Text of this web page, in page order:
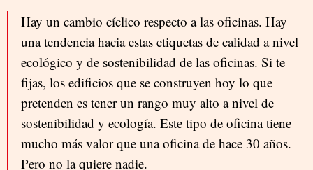
Hay un cambio cíclico respecto a las oficinas. Hay
una tendencia hacia estas etiquetas de calidad a nivel
ecológico y de sostenibilidad de las oficinas. Si te
fijas, los edificios que se construyen hoy lo que
pretenden es tener un rango muy alto a nivel de
sostenibilidad y ecología. Este tipo de oficina tiene
mucho más valor que una oficina de hace 30 años.
Pero no la quiere nadie.